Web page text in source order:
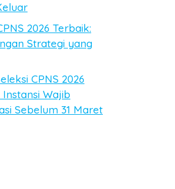
2026 Terbaik:
Strategi yang
CPNS 2026
Wajib
Sebelum 31 Maret